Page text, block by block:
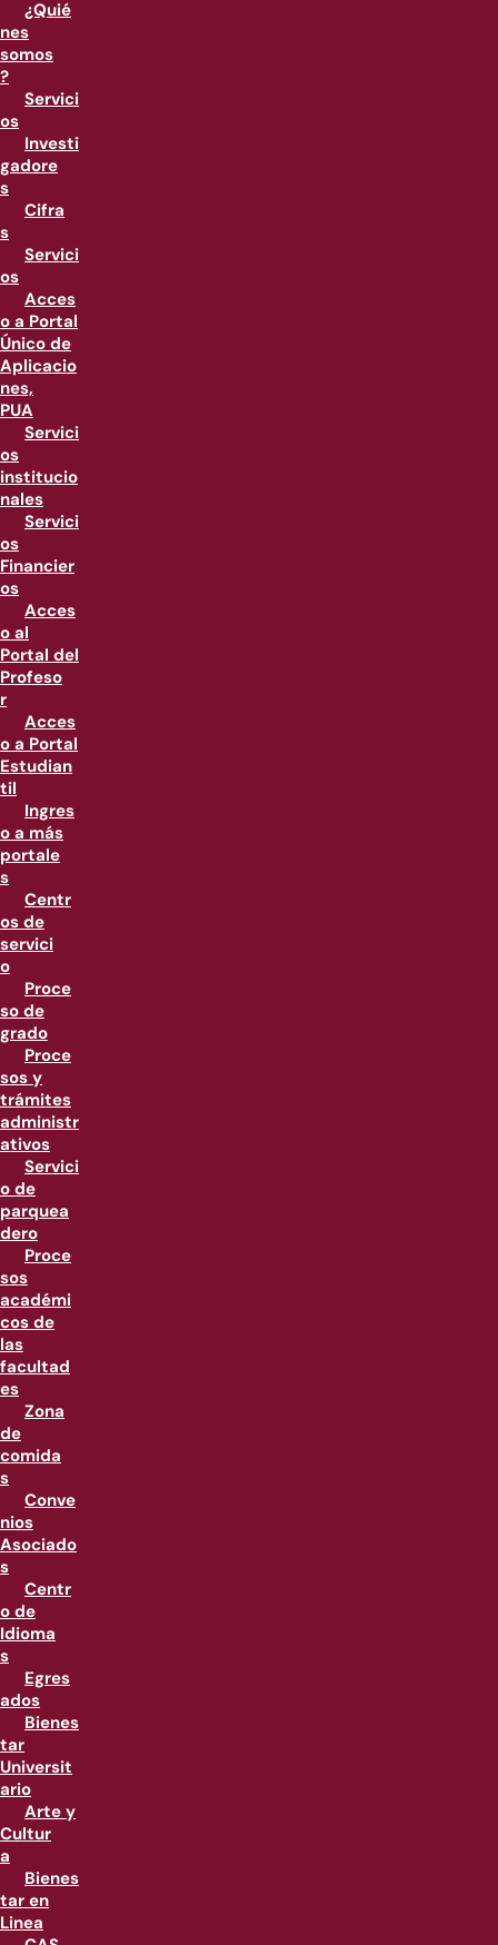
¿Quié
nes
somos
?
Servici
os
Investi
gadore
s
Cifra
s
Servici
os
Acces
o a Portal
Único de
Aplicacio
nes,
PUA
Servici
os
institucio
nales
Servici
os
Financier
os
Acces
o al
Portal del
Profeso
r
Acces
o a Portal
Estudian
til
Ingres
o a más
portale
s
Centr
os de
servici
o
Proce
so de
grado
Proce
sos y
trámites
administr
ativos
Servici
o de
parquea
dero
Proce
sos
académi
cos de
las
facultad
es
Zona
de
comida
s
Conve
nios
Asociado
s
Centr
o de
Idioma
s
Egres
ados
Bienes
tar
Universit
ario
Arte y
Cultur
a
Bienes
tar en
Linea